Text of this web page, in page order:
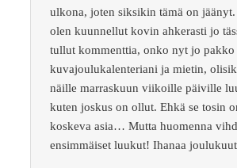
ulkona, joten siksikin tämä on
olen kuunnellut kovin ahkerasti jo
tullut kommenttia, onko nyt jo pakko
kuvajoulukalenteriani ja mietin,
näille marraskuun viikoille päiville
kuten joskus on ollut. Ehkä se tosin
koskeva asia… Mutta huomenna
ensimmäiset luukut! Ihanaa